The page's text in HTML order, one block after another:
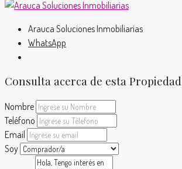
Arauca Soluciones Inmobiliarias
WhatsApp
Consulta acerca de esta Propiedad
Nombre
Teléfono
Email
Soy